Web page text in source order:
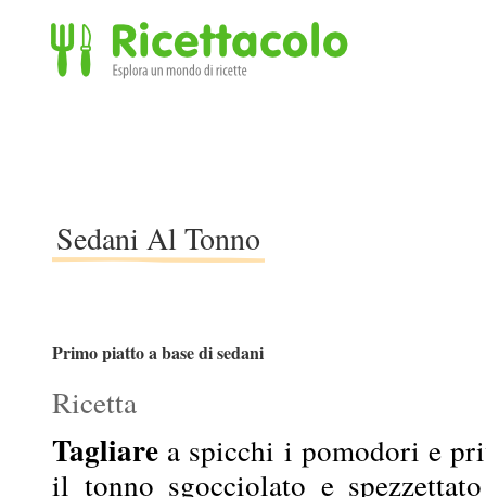
Sedani Al Tonno
Primo piatto a base di sedani
Ricetta
Tagliare a spicchi i pomodori e
il tonno sgocciolato e